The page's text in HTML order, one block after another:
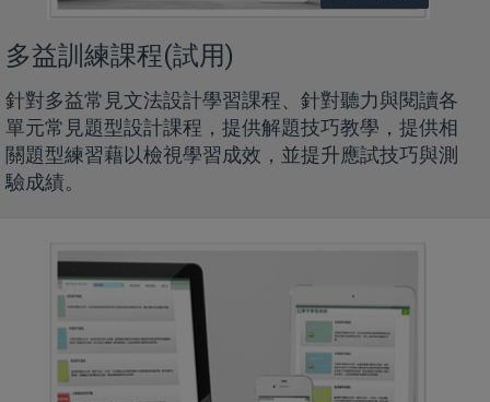
多益訓練課程(試用)
針對多益常見文法設計學習課程、針對聽力與閱讀各
單元常見題型設計課程，提供解題技巧教學，提供相
關題型練習藉以檢視學習成效，並提升應試技巧與測
驗成績。